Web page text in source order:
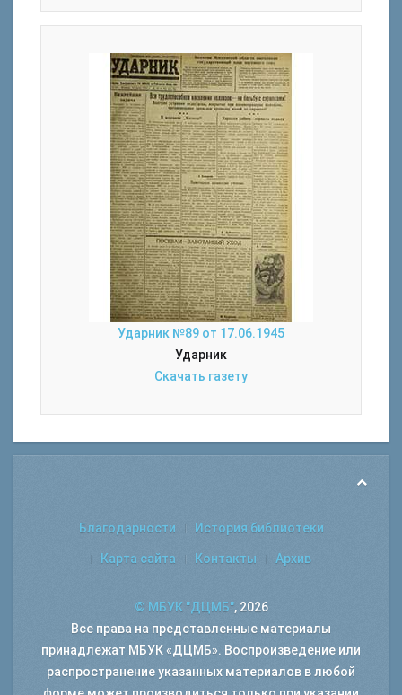
Ударник №89 от 17.06.1945
Ударник
Скачать газету
Благодарности История библиотеки
Карта сайта Контакты Архив
© МБУК "ДЦМБ", 2026
Все права на представленные материалы
принадлежат МБУК «ДЦМБ». Воспроизведение или
распространение указанных материалов в любой